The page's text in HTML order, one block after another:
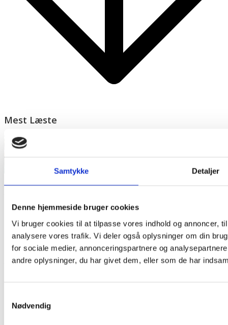
Samtykke Detaljer
Denne hjemmeside bruger cookies
Vi bruger cookies til at tilpasse vores indhold og annoncer,
analysere vores trafik. Vi deler også oplysninger om din
for sociale medier, annonceringspartnere og
andre oplysninger, du har givet dem, eller som de har
Nødvendig
Mest Læste